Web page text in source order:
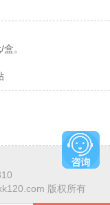
。
版权所有